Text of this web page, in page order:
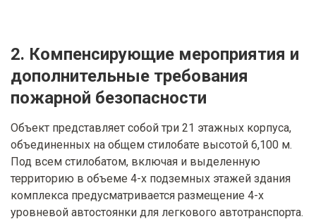
2. Компенсирующие мероприятия и
дополнительные требования
пожарной безопасности
Объект представляет собой три 21 этажных корпуса,
объединенных на общем стилобате высотой 6,100 м.
Под всем стилобатом, включая и выделенную
территорию в объеме 4-х подземных этажей здания
комплекса предусматривается размещение 4-х
уровневой автостоянки для легкового автотранспорта.